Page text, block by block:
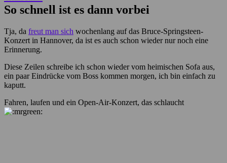
So schnell ist es dann vorbei
Tja, da freut man sich wochenlang auf das Bruce-Springsteen-
Konzert in Hannover, da ist es auch schon wieder nur noch eine
Erinnerung.
Diese Zeilen schreibe ich schon wieder vom heimischen Sofa aus,
ein paar Eindrücke vom Boss kommen morgen, ich bin einfach zu
kaputt.
Fahren, laufen und ein Open-Air-Konzert, das schlaucht